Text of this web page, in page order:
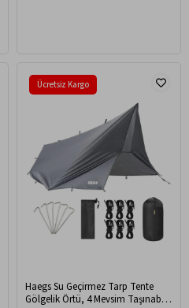
Haegs Su Geçirmez Tarp Tente
Gölgelik Örtü, 4 Mevsim Taşınabilir
Ücretsiz Kargo